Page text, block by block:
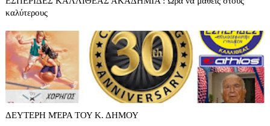
καλύτερους
ΔΕΥΤΕΡΗ ΜΈΡΑ ΤΟΥ Κ. ΔΗΜΟΥ